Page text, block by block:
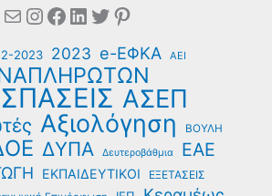
MailInstagram
Facebook
Linkedin
Twitter
Pinterest
2023 2023 e-ΕΦΚΑ ΑΕΙ
ΑΣΕΠ
Αξιολόγηση ΒΟΥΛΗ
ΔΥΠΑ Δευτεροβάθμια ΕΑΕ
ΕΚΠΑΙΔΕΥΤΙΚΟΙ ΕΞΕΤΑΣΕΙΣ